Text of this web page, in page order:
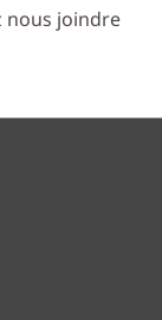
nous joindre